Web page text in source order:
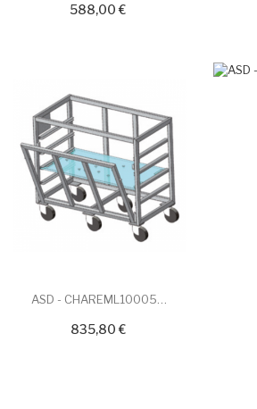
588,00 €
ASD - CHAREML1000500
835,80 €